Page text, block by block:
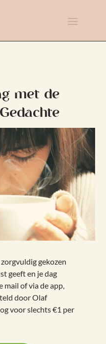
met de
gekozen
geeft en je dag
mail of via de app,
door Olaf
voor slechts €1 per